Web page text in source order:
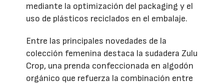
mediante la optimización del packaging y el
uso de plásticos reciclados en el embalaje.
Entre las principales novedades de la
colección femenina destaca la sudadera Zulu
Crop, una prenda confeccionada en algodón
orgánico que refuerza la combinación entre